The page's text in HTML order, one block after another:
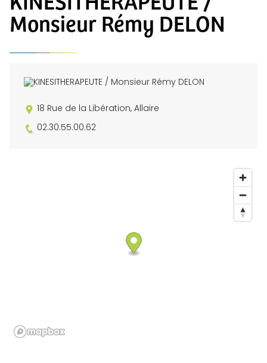
Monsieur Rémy DELON
18 Rue de la Libération, Allaire
02.30.55.00.62